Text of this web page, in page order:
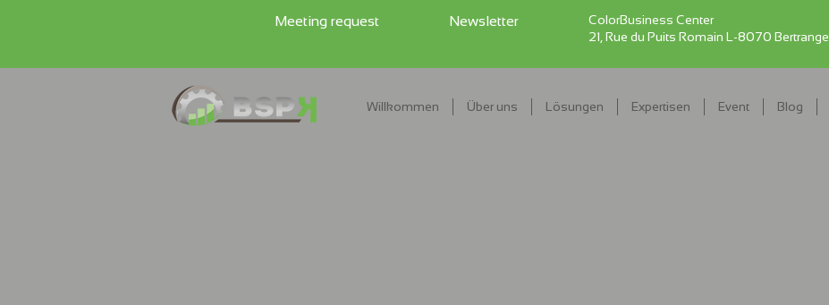
Meeting request Newsletter
ColorBusiness Center
21, Rue du Puits Romain L-8070 Bertrange
Willkommen Über uns Lösungen Expertisen Event Blog